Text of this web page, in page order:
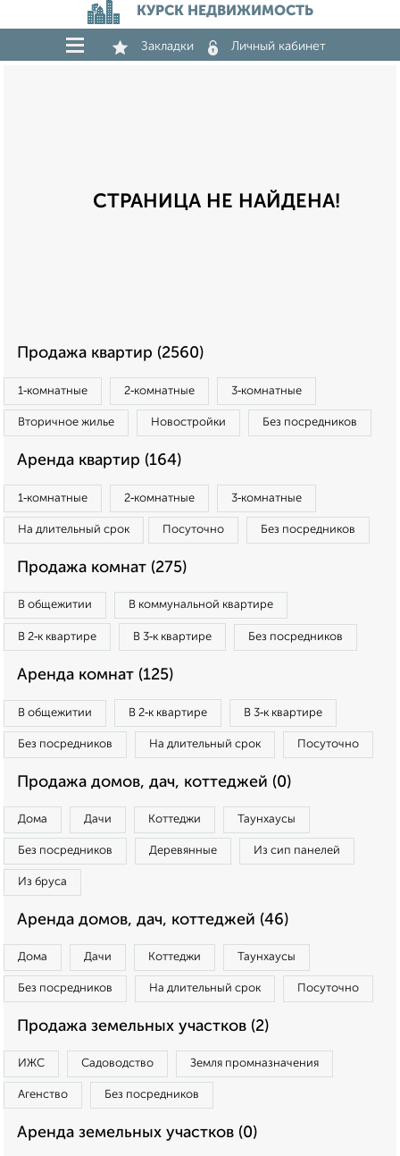
КУРСК НЕДВИЖИМОСТЬ
Закладки Личный кабинет
СТРАНИЦА НЕ НАЙДЕНА!
Продажа квартир (2560)
1‑комнатные 2‑комнатные 3‑комнатные
Вторичное жилье Новостройки Без посредников
Аренда квартир (164)
1‑комнатные 2‑комнатные 3‑комнатные
На длительный срок Посуточно Без посредников
Продажа комнат (275)
В общежитии В коммунальной квартире
В 2‑к квартире В 3‑к квартире Без посредников
Аренда комнат (125)
В общежитии В 2‑к квартире В 3‑к квартире
Без посредников На длительный срок Посуточно
Продажа домов, дач, коттеджей (0)
Дома Дачи Коттеджи Таунхаусы
Без посредников Деревянные Из сип панелей
Из бруса
Аренда домов, дач, коттеджей (46)
Дома Дачи Коттеджи Таунхаусы
Без посредников На длительный срок Посуточно
Продажа земельных участков (2)
ИЖС Садоводство Земля промназначения
Агенство Без посредников
Аренда земельных участков (0)